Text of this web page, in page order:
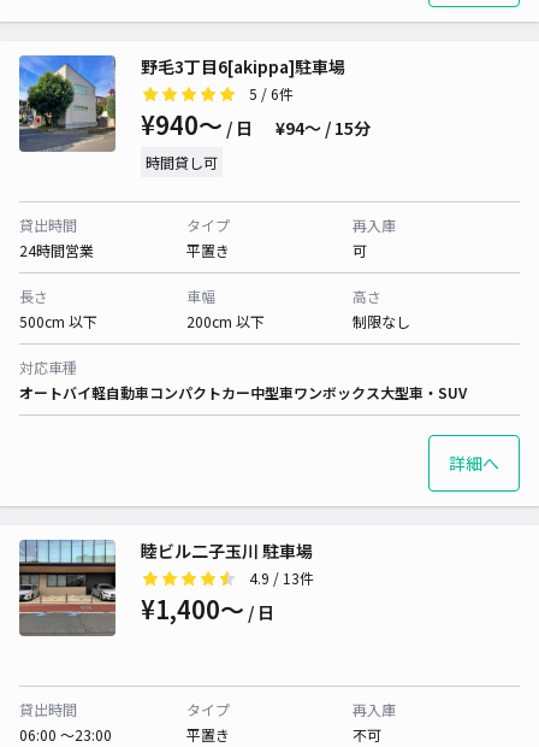
野毛3丁目6[akippa]駐車場
5 / 6件
¥940〜 / 日 ¥94〜 / 15分
時間貸し可
貸出時間
24時間営業
タイプ
平置き
再入庫
可
長さ
500cm 以下
車幅
200cm 以下
高さ
制限なし
対応車種
オートバイ軽自動車コンパクトカー中型車ワンボックス大型車・SUV
詳細へ
睦ビル二子玉川 駐車場
4.9 / 13件
¥1,400〜 / 日
貸出時間
06:00 〜23:00
タイプ
平置き
再入庫
不可